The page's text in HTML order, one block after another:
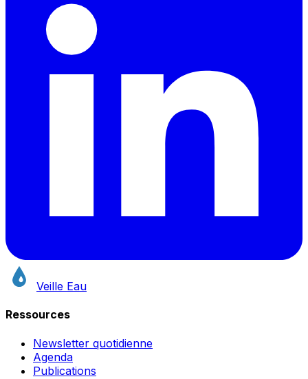
Veille Eau
Ressources
Newsletter quotidienne
Agenda
Publications